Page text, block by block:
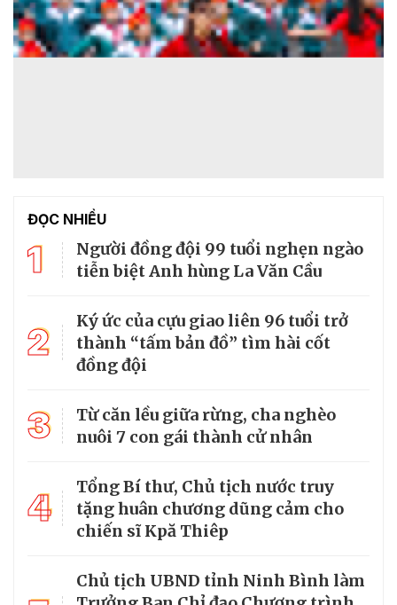
ĐỌC NHIỀU
1
Người đồng đội 99 tuổi nghẹn ngào
tiễn biệt Anh hùng La Văn Cầu
2
Ký ức của cựu giao liên 96 tuổi trở
thành “tấm bản đồ” tìm hài cốt
đồng đội
3
Từ căn lều giữa rừng, cha nghèo
nuôi 7 con gái thành cử nhân
4
Tổng Bí thư, Chủ tịch nước truy
tặng huân chương dũng cảm cho
chiến sĩ Kpă Thiêp
Chủ tịch UBND tỉnh Ninh Bình làm